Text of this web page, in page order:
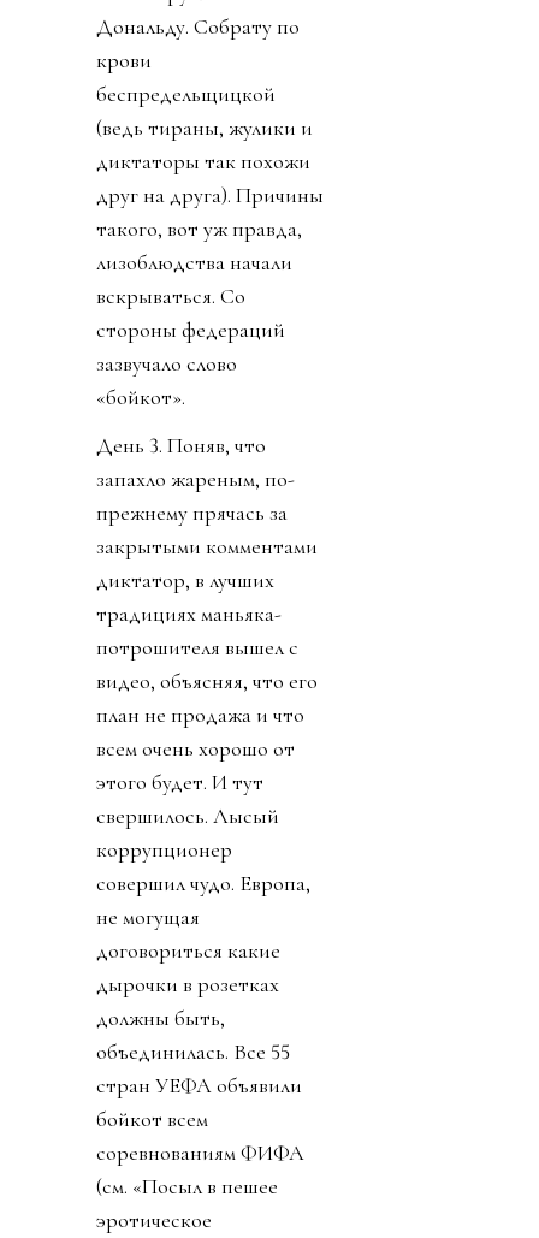
Дональду. Собрату по
крови
беспредельщицкой
(ведь тираны, жулики и
диктаторы так похожи
друг на друга). Причины
такого, вот уж правда,
лизоблюдства начали
вскрываться. Со
стороны федераций
зазвучало слово
«бойкот».
День 3. Поняв, что
запахло жареным, по-
прежнему прячась за
закрытыми комментами
диктатор, в лучших
традициях маньяка-
потрошителя вышел с
видео, объясняя, что его
план не продажа и что
всем очень хорошо от
этого будет. И тут
свершилось. Лысый
коррупционер
совершил чудо. Европа,
не могущая
договориться какие
дырочки в розетках
должны быть,
объединилась. Все 55
стран УЕФА объявили
бойкот всем
соревнованиям ФИФА
(см. «Посыл в пешее
эротическое